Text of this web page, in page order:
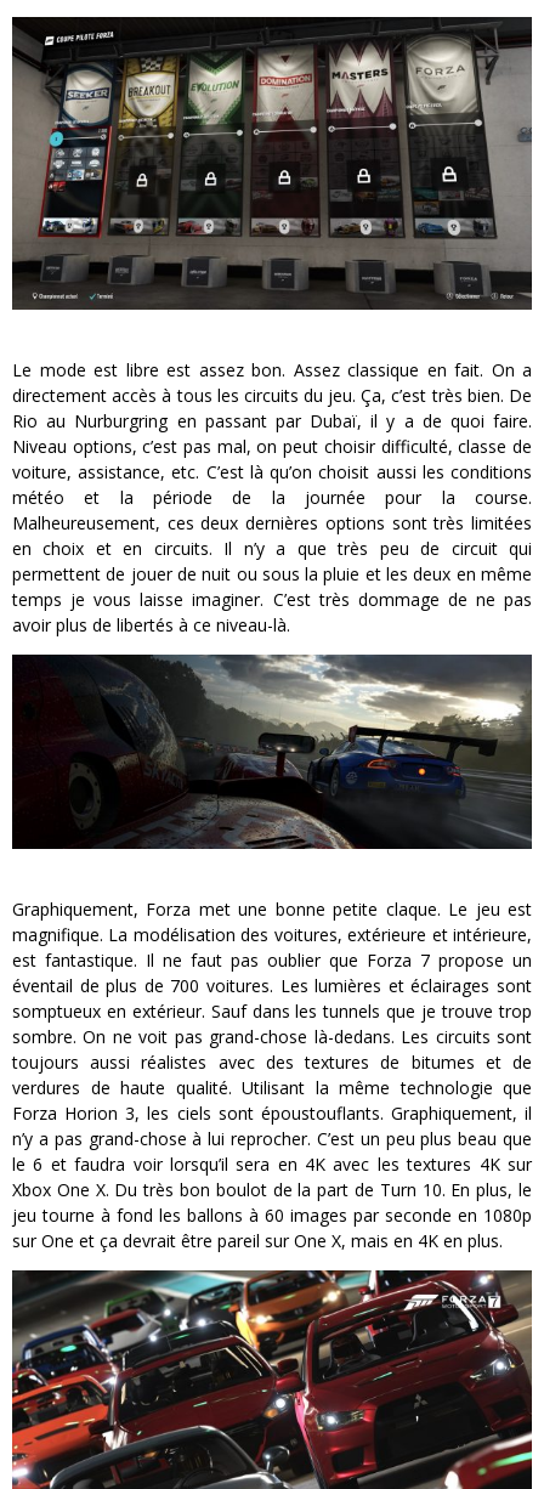
Le mode est libre est assez bon. Assez classique en fait. On a
directement accès à tous les circuits du jeu. Ça, c’est très bien. De
Rio au Nurburgring en passant par Dubaï, il y a de quoi faire.
Niveau options, c’est pas mal, on peut choisir difficulté, classe de
voiture, assistance, etc. C’est là qu’on choisit aussi les conditions
météo et la période de la journée pour la course.
Malheureusement, ces deux dernières options sont très limitées
en choix et en circuits. Il n’y a que très peu de circuit qui
permettent de jouer de nuit ou sous la pluie et les deux en même
temps je vous laisse imaginer. C’est très dommage de ne pas
avoir plus de libertés à ce niveau-là.
Graphiquement, Forza met une bonne petite claque. Le jeu est
magnifique. La modélisation des voitures, extérieure et intérieure,
est fantastique. Il ne faut pas oublier que Forza 7 propose un
éventail de plus de 700 voitures. Les lumières et éclairages sont
somptueux en extérieur. Sauf dans les tunnels que je trouve trop
sombre. On ne voit pas grand-chose là-dedans. Les circuits sont
toujours aussi réalistes avec des textures de bitumes et de
verdures de haute qualité. Utilisant la même technologie que
Forza Horion 3, les ciels sont époustouflants. Graphiquement, il
n’y a pas grand-chose à lui reprocher. C’est un peu plus beau que
le 6 et faudra voir lorsqu’il sera en 4K avec les textures 4K sur
Xbox One X. Du très bon boulot de la part de Turn 10. En plus, le
jeu tourne à fond les ballons à 60 images par seconde en 1080p
sur One et ça devrait être pareil sur One X, mais en 4K en plus.